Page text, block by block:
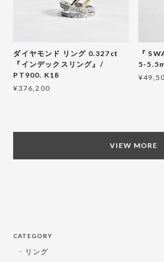
ダイヤモンド リング 0.327ct
『インデックスリング』/
PT900. K18
¥376,200
『
5-
VIEW MORE
CATEGORY
リング